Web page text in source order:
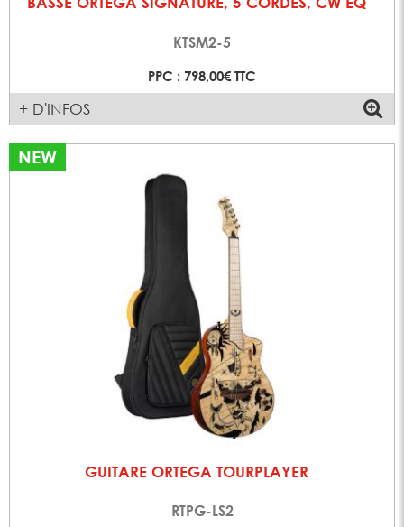
KTSM2-5
PPC : 798,00€ TTC
+ D'INFOS
NEW
GUITARE ORTEGA TOURPLAYER
RTPG-LS2